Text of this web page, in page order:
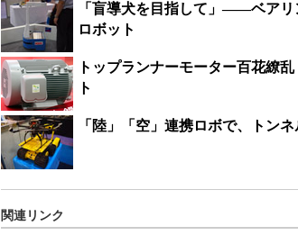
「盲導犬を目指して」――ベア
ロボット
トップランナーモーター百花繚
ト
「陸」「空」連携ロボで、トン
関連リンク